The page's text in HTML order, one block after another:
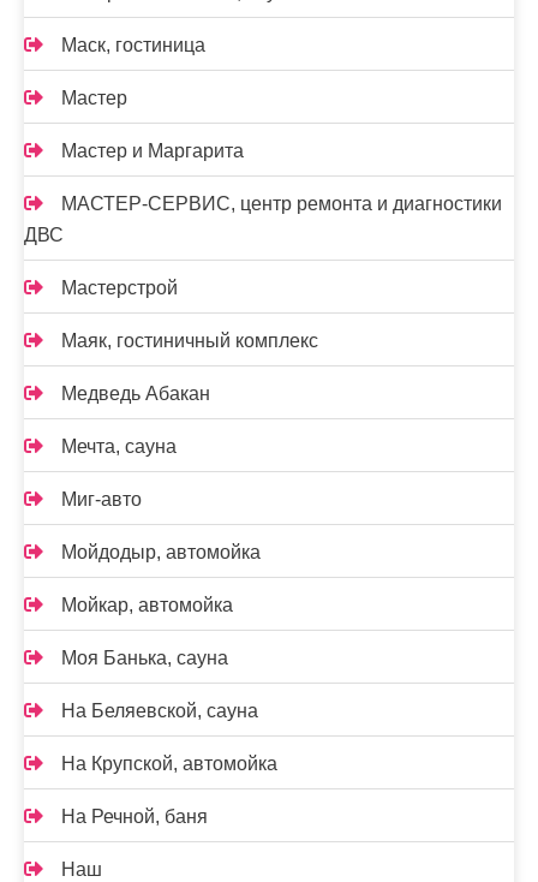
Маск, гостиница
Мастер
Мастер и Маргарита
МАСТЕР-СЕРВИС, центр ремонта и диагностики
ДВС
Мастерстрой
Маяк, гостиничный комплекс
Медведь Абакан
Мечта, сауна
Миг-авто
Мойдодыр, автомойка
Мойкар, автомойка
Моя Банька, сауна
На Беляевской, сауна
На Крупской, автомойка
На Речной, баня
Наш